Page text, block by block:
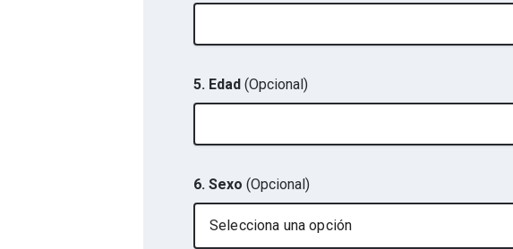
5. Edad (Opcional)
6. Sexo (Opcional)
Selecciona una opción